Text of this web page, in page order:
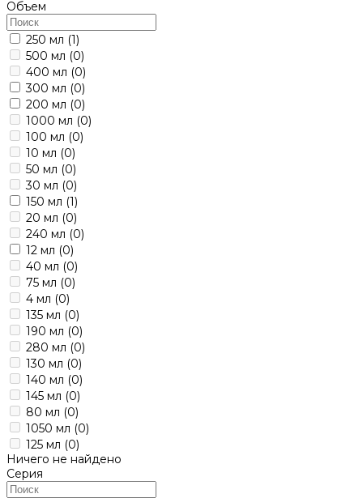
Объем
250 мл (1)
500 мл (0)
400 мл (0)
300 мл (0)
200 мл (0)
1000 мл (0)
100 мл (0)
10 мл (0)
50 мл (0)
30 мл (0)
150 мл (1)
20 мл (0)
240 мл (0)
12 мл (0)
40 мл (0)
75 мл (0)
4 мл (0)
135 мл (0)
190 мл (0)
280 мл (0)
130 мл (0)
140 мл (0)
145 мл (0)
80 мл (0)
1050 мл (0)
125 мл (0)
Ничего не найдено
Серия